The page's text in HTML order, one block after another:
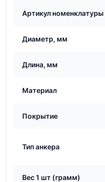
Артикул номенклатуры
Диаметр, мм
Длина, мм
Материал
Покрытие
Тип анкера
Вес 1 шт (грамм)